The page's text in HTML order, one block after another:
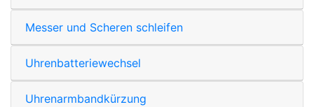
Messer und Scheren schleifen
Uhrenbatteriewechsel
Uhrenarmbandkürzung